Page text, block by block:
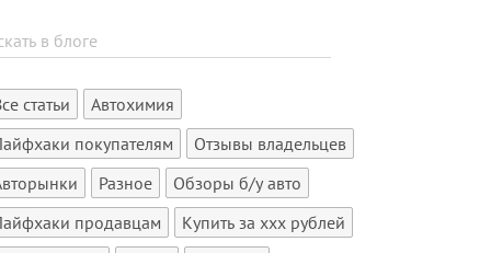
статьи
Автохимия
покупателям
Отзывы владельцев
Разное
Обзоры б/у авто
продавцам
Купить за xxx рублей